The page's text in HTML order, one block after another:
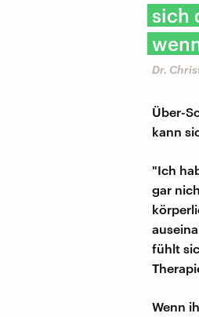
sich
Dr.
Über-
kann
"Ich
gar
fühlt
Wenn